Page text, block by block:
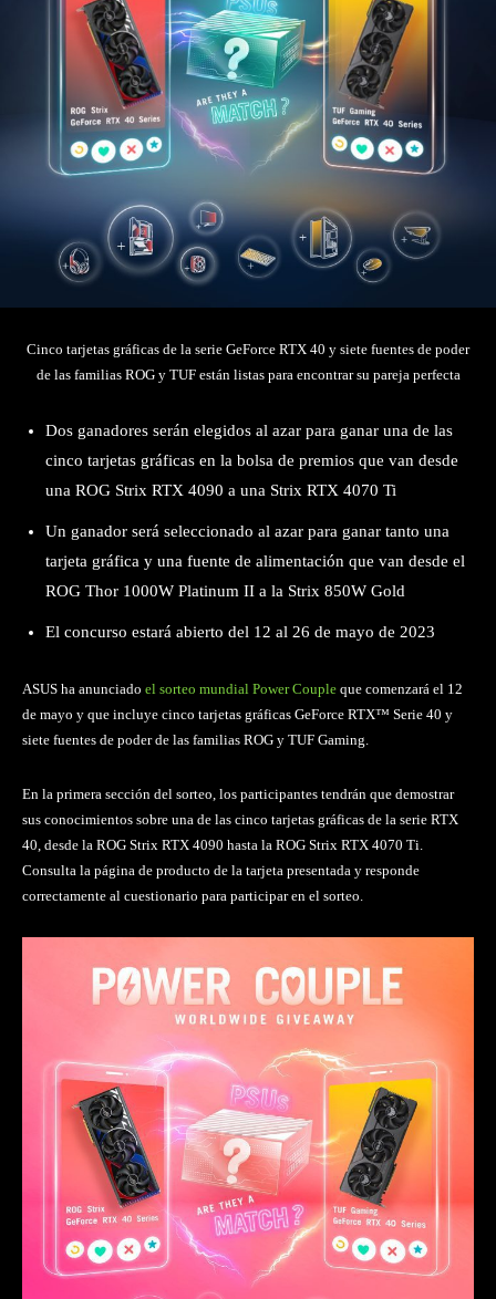
Cinco tarjetas gráficas de la serie GeForce RTX 40 y siete fuentes de poder
de las familias ROG y TUF están listas para encontrar su pareja perfecta
Dos ganadores serán elegidos al azar para ganar una de las
cinco tarjetas gráficas en la bolsa de premios que van desde
una ROG Strix RTX 4090 a una Strix RTX 4070 Ti
Un ganador será seleccionado al azar para ganar tanto una
tarjeta gráfica y una fuente de alimentación que van desde el
ROG Thor 1000W Platinum II a la Strix 850W Gold
El concurso estará abierto del 12 al 26 de mayo de 2023
ASUS ha anunciado el sorteo mundial Power Couple que comenzará el 12
de mayo y que incluye cinco tarjetas gráficas GeForce RTX™ Serie 40 y
siete fuentes de poder de las familias ROG y TUF Gaming.
En la primera sección del sorteo, los participantes tendrán que demostrar
sus conocimientos sobre una de las cinco tarjetas gráficas de la serie RTX
40, desde la ROG Strix RTX 4090 hasta la ROG Strix RTX 4070 Ti.
Consulta la página de producto de la tarjeta presentada y responde
correctamente al cuestionario para participar en el sorteo.